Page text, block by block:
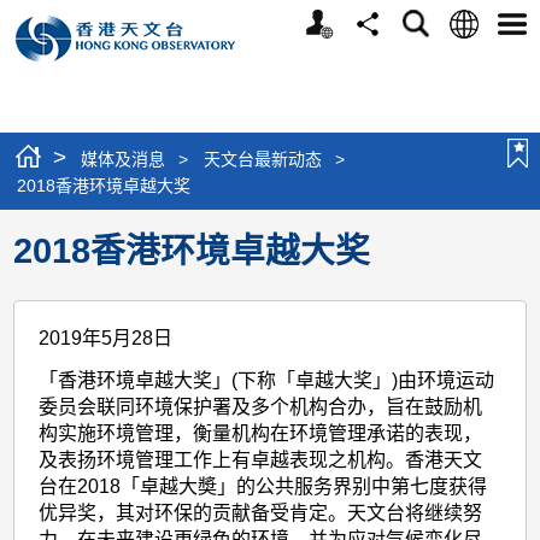
个
分
搜
语
选
> 媒体及消息 > 天文台最新动态
>
2018香港环境卓越大奖
2018香港环境卓越大奖
2019年5月28日
「香港环境卓越大奖」(下称「卓越大奖」)由环境运动
委员会联同环境保护署及多个机构合办，旨在鼓励机
构实施环境管理，衡量机构在环境管理承诺的表现，
及表扬环境管理工作上有卓越表现之机构。香港天文
台在2018「卓越大奬」的公共服务界别中第七度获得
优异奖，其对环保的贡献备受肯定。天文台将继续努